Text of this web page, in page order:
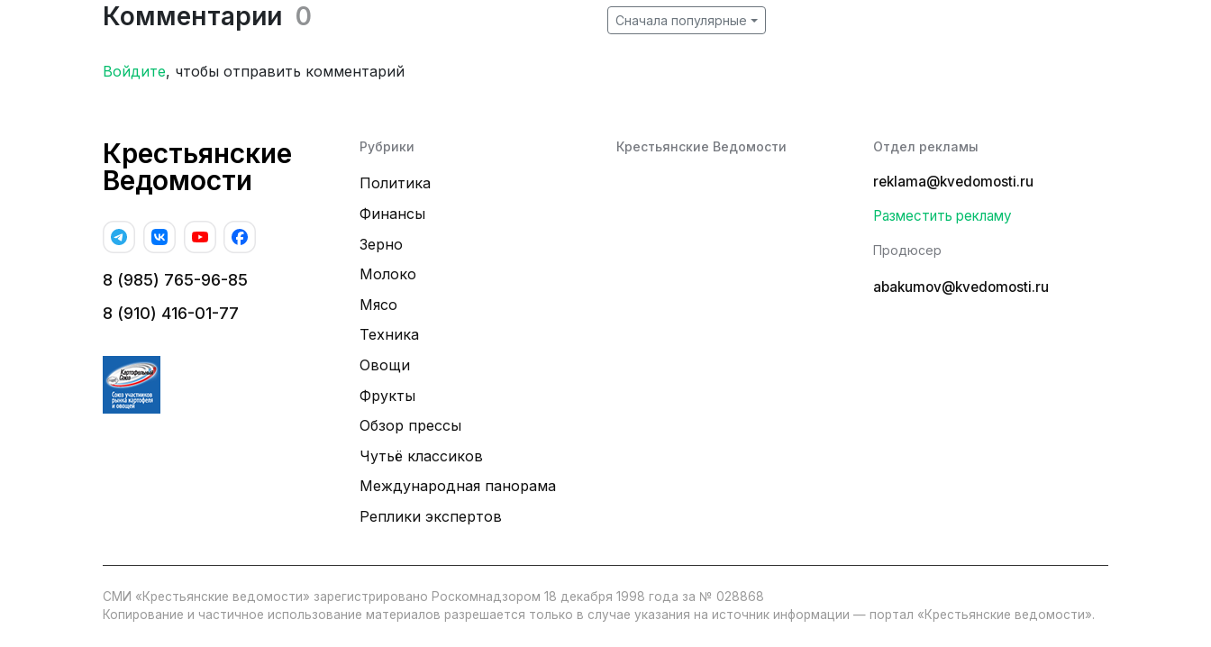
Комментарии 0 Сначала популярные
Войдите, чтобы отправить комментарий
Крестьянские
Ведомости
8 (985) 765-96-85
8 (910) 416-01-77
Рубрики
Политика
Финансы
Зерно
Молоко
Мясо
Техника
Овощи
Фрукты
Обзор прессы
Чутьё классиков
Международная панорама
Реплики экспертов
Крестьянские Ведомости Отдел рекламы
reklama@kvedomosti.ru
Разместить рекламу
Продюсер
abakumov@kvedomosti.ru
СМИ «Крестьянские ведомости» зарегистрировано Роскомнадзором 18 декабря 1998 года за № 028868
Копирование и частичное использование материалов разрешается только в случае указания на источник информации — портал «Крестьянские ведомости».